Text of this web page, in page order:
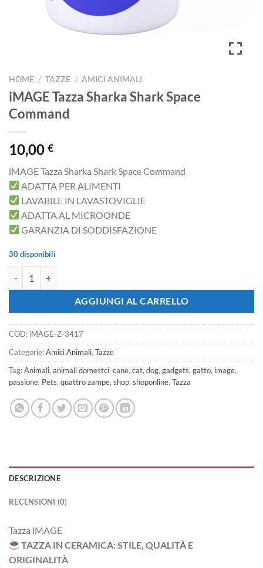
HOME / TAZZE / AMICI ANIMALI
iMAGE Tazza Sharka Shark Space
Command
10,00 €
iMAGE Tazza Sharka Shark Space Command
ADATTA PER ALIMENTI
LAVABILE IN LAVASTOVIGLIE
ADATTA AL MICROONDE
GARANZIA DI SODDISFAZIONE
30 disponibili
AGGIUNGI AL CARRELLO
COD: iMAGE-Z-3417
Categorie:Amici Animali, Tazze
Tag:Animali, animali domestci, cane, cat, dog, gadgets, gatto, image,
passione, Pets, quattro zampe, shop, shoponline, Tazza
DESCRIZIONE
RECENSIONI (0)
Tazza iMAGE
TAZZA IN CERAMICA: STILE, QUALITÀ E
ORIGINALITÀ